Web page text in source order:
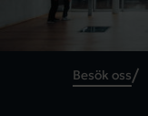
Besök oss